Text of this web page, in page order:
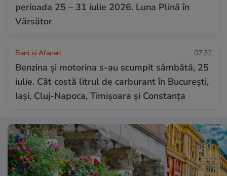
perioada 25 – 31 iulie 2026. Luna Plină în
Vărsător
Bani și Afaceri 07:32
Benzina și motorina s-au scumpit sâmbătă, 25
iulie. Cât costă litrul de carburant în București,
Iași, Cluj-Napoca, Timișoara și Constanța